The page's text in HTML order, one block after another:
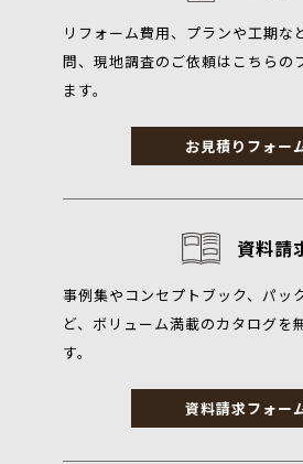
リフォーム費用、プランや工期な
問、現地調査のご依頼はこちらの
ます。
お見積りフォー
資料請
事例集やコンセプトブック、パッ
ど、ボリューム満載のカタログを
す。
資料請求フォー